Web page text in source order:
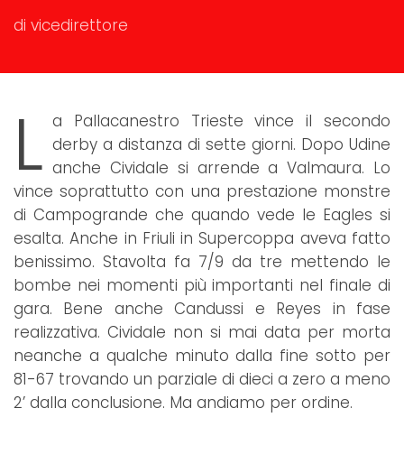
di vicedirettore
L a Pallacanestro Trieste vince il secondo
derby a distanza di sette giorni. Dopo Udine
anche Cividale si arrende a Valmaura. Lo
vince soprattutto con una prestazione monstre
di Campogrande che quando vede le Eagles si
esalta. Anche in Friuli in Supercoppa aveva fatto
benissimo. Stavolta fa 7/9 da tre mettendo le
bombe nei momenti più importanti nel finale di
gara. Bene anche Candussi e Reyes in fase
realizzativa. Cividale non si mai data per morta
neanche a qualche minuto dalla fine sotto per
81-67 trovando un parziale di dieci a zero a meno
2’ dalla conclusione. Ma andiamo per ordine.